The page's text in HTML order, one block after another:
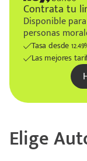
Contrata tu
Disponible
personas
Tasa desde
Las mejores
Elige